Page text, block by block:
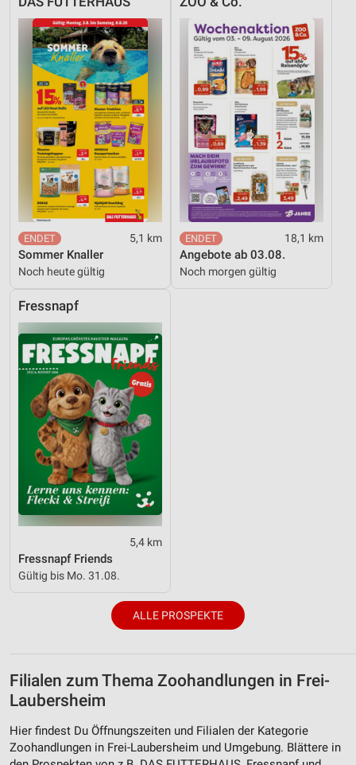
5,1 km
Sommer Knaller
Noch heute gültig
18,1 km
Angebote ab 03.08.
Noch morgen gültig
Fressnapf
5,4 km
Fressnapf Friends
Gültig bis Mo. 31.08.
ALLE PROSPEKTE
Filialen zum Thema Zoohandlungen in Frei-
Laubersheim
Hier findest Du Öffnungszeiten und Filialen der Kategorie
Zoohandlungen in Frei-Laubersheim und Umgebung. Blättere in
Funktional
Werbung